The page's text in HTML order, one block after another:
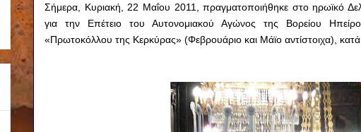
Σήμερα, Κυριακή, 22 Μαΐου 2011, πραγματοποιήθηκε στο ηρωϊκό
για την Επέτειο του Αυτονομιακού Αγώνος της Βορείου
«Πρωτοκόλλου της Κερκύρας» (Φεβρουάριο και Μάϊο αντίστοιχα), κατά